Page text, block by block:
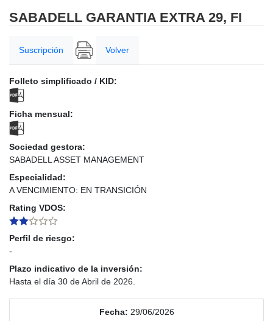
SABADELL GARANTIA EXTRA 29, FI
Suscripción Volver
Folleto simplificado / KID:
Ficha mensual:
Sociedad gestora:
SABADELL ASSET MANAGEMENT
Especialidad:
A VENCIMIENTO: EN TRANSICIÓN
Rating VDOS:
Perfil de riesgo:
-
Plazo indicativo de la inversión:
Hasta el día 30 de Abril de 2026.
Fecha: 29/06/2026